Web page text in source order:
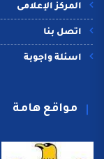
المركز الإعلامى
اتصل بنا
اسئلة واجوبة
مواقع هامة